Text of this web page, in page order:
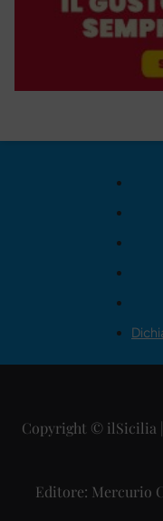
Copyright © ilSicilia |
Editore: Mercurio